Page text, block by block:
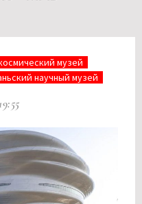
музей
научный музей